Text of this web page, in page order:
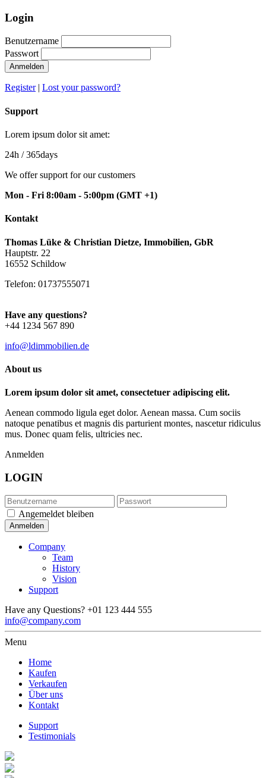
Login
Benutzername
Passwort
Anmelden
Register| Lost your password?
Support
Lorem ipsum dolor sit amet:
24h / 365days
We offer support for our customers
Mon - Fri 8:00am - 5:00pm (GMT +1)
Kontakt
Thomas Lüke & Christian Dietze, Immobilien, GbR
Hauptstr. 22
16552 Schildow
Telefon: 01737555071
Have any questions?
+44 1234 567 890
info@ldimmobilien.de
About us
Lorem ipsum dolor sit amet, consectetuer adipiscing elit.
Aenean commodo ligula eget dolor. Aenean massa. Cum sociis
natoque penatibus et magnis dis parturient montes, nascetur ridiculus
mus. Donec quam felis, ultricies nec.
Anmelden
LOGIN
Angemeldet bleiben
Company
Team
History
Vision
Support
Have any Questions? +01 123 444 555
info@company.com
Menu
Home
Kaufen
Verkaufen
Über uns
Kontakt
Support
Testimonials